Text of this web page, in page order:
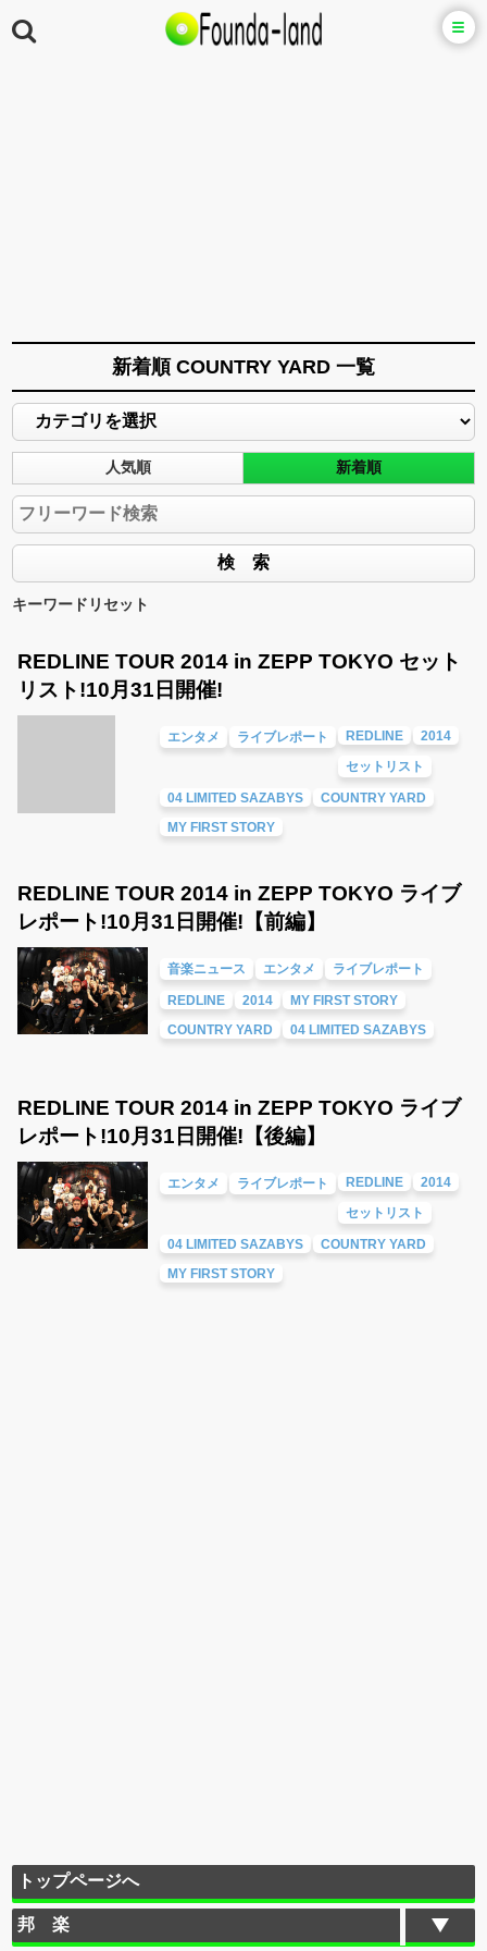
新着順 COUNTRY YARD 一覧
人気順 新着順
キーワードリセット
REDLINE TOUR 2014 in ZEPP TOKYO セット
リスト!10月31日開催!
エンタメ ライブレポート REDLINE
2014
セットリスト
04 LIMITED SAZABYS
COUNTRY YARD
MY FIRST STORY
REDLINE TOUR 2014 in ZEPP TOKYO ライブ
レポート!10月31日開催!【前編】
音楽ニュース エンタメ ライブレポート
REDLINE 2014
MY FIRST STORY
COUNTRY YARD
04 LIMITED SAZABYS
REDLINE TOUR 2014 in ZEPP TOKYO ライブ
レポート!10月31日開催!【後編】
エンタメ ライブレポート REDLINE
2014
セットリスト
04 LIMITED SAZABYS
COUNTRY YARD
MY FIRST STORY
トップページへ
邦 楽